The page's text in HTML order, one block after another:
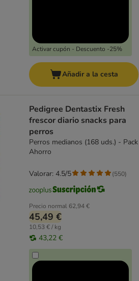
Activar cupón - Descuento -25%
Añadir a la cesta
Pedigree Dentastix Fresh
frescor diario snacks para
perros
Perros medianos (168 uds.) - Pack
Ahorro
Precio normal 62,94 €
45,49 €
10,53 € / kg
43,22 €
Valorar: 4.5/5 (550)